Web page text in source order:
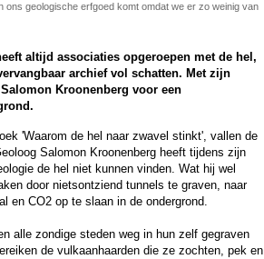
ons geologische erfgoed komt omdat we er zo weinig van
altijd associaties opgeroepen met de hel,
archief vol schatten. Met zijn
Kroonenberg voor een
'Waarom de hel naar zwavel stinkt', vallen de
Salomon Kroonenberg heeft tijdens zijn
de hel niet kunnen vinden. Wat hij wel
door nietsontziend tunnels te graven, naar
en CO2 op te slaan in de ondergrond.
alle zondige steden weg in hun zelf gegraven
de vulkaanhaarden die ze zochten, pek en